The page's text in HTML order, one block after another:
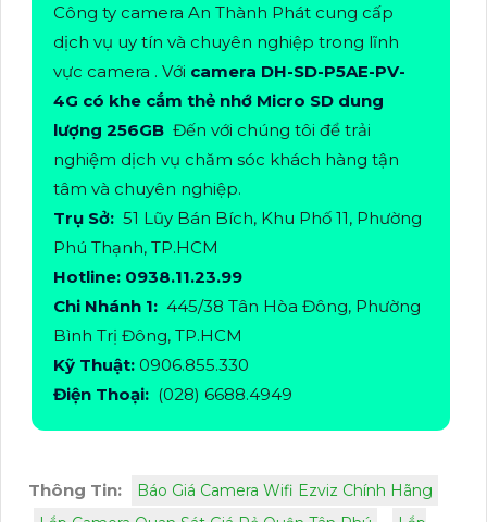
Công ty camera An Thành Phát cung cấp
dịch vụ uy tín và chuyên nghiệp trong lĩnh
vực camera . Với camera DH-SD-P5AE-PV-
4G có khe cắm thẻ nhớ Micro SD dung
lượng 256GB Đến với chúng tôi để trải
nghiệm dịch vụ chăm sóc khách hàng tận
tâm và chuyên nghiệp.
Trụ Sở: 51 Lũy Bán Bích, Khu Phố 11, Phường
Phú Thạnh, TP.HCM
Hotline: 0938.11.23.99
Chi Nhánh 1: 445/38 Tân Hòa Đông, Phường
Bình Trị Đông, TP.HCM
Kỹ Thuật: 0906.855.330
Điện Thoại: (028) 6688.4949
Thông Tin:
Báo Giá Camera Wifi Ezviz Chính Hãng